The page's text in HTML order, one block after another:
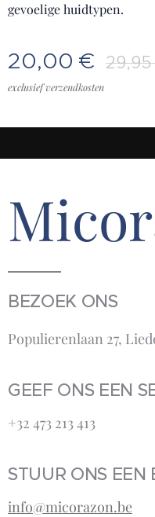
gevoelige huidtypen.
20,00 € 29,95
exclusief verzendkosten
BEZOEK ONS
Populierenlaan 27,
GEEF ONS EEN
+32 473 213 413‬
STUUR ONS EEN
info@micorazon.be